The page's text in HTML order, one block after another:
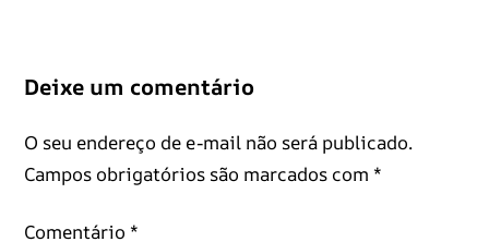
Deixe um comentário
O seu endereço de e-mail não será publicado.
Campos obrigatórios são marcados com *
Comentário *